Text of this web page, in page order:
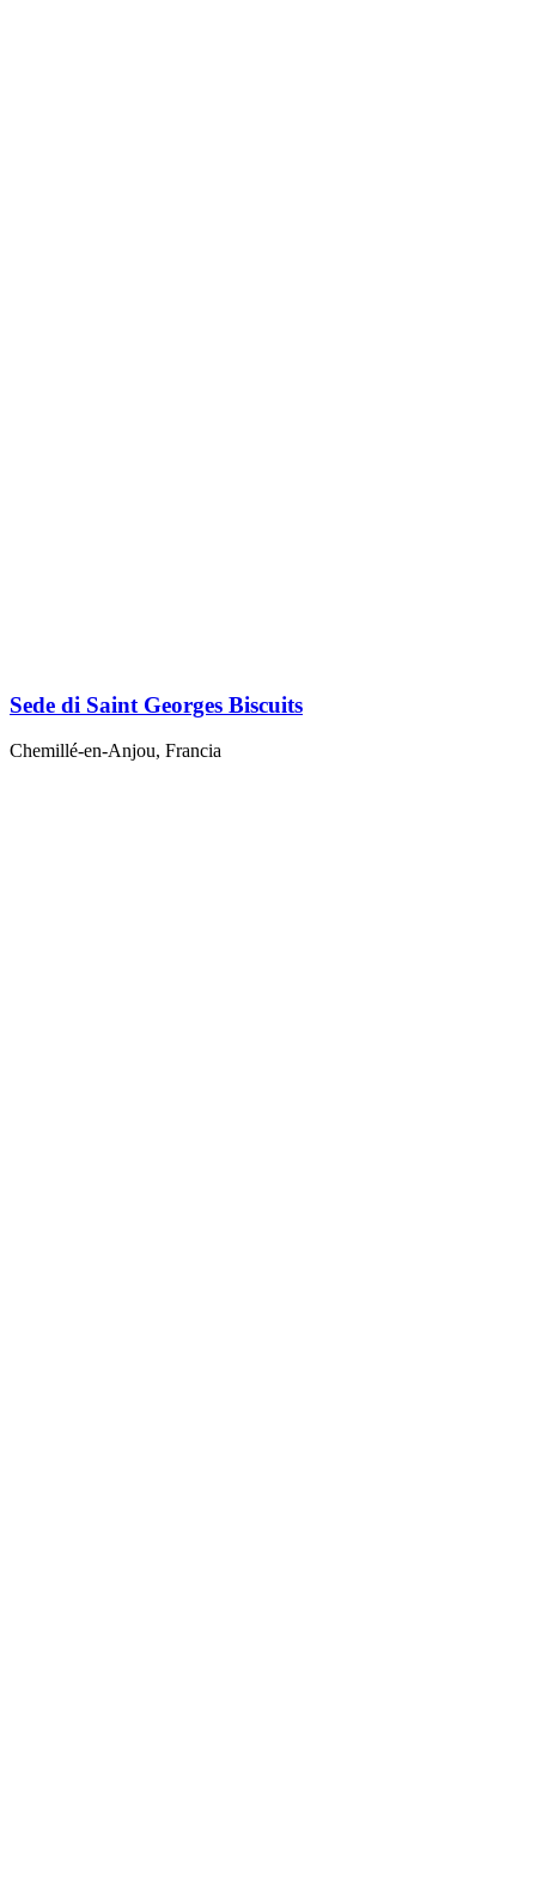
Sede di Saint Georges Biscuits
Chemillé-en-Anjou, Francia